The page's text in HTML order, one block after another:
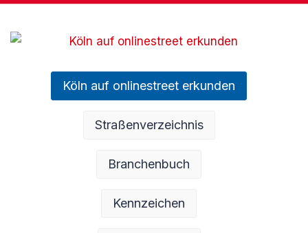
Köln auf onlinestreet erkunden
Straßenverzeichnis
Branchenbuch
Kennzeichen